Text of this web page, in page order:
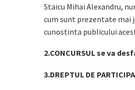
Staicu Mihai Alexandru,
cum sunt prezentate mai
cunostinta publicului
2.CONCURSUL se va
3.DREPTUL DE